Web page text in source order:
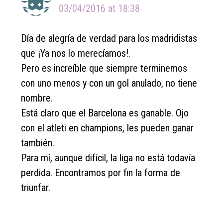
03/04/2016 at 18:38
Día de alegría de verdad para los madridistas
que ¡Ya nos lo merecíamos!.
Pero es increíble que siempre terminemos
con uno menos y con un gol anulado, no tiene
nombre.
Está claro que el Barcelona es ganable. Ojo
con el atleti en champions, les pueden ganar
también.
Para mí, aunque difícil, la liga no está todavía
perdida. Encontramos por fin la forma de
triunfar.